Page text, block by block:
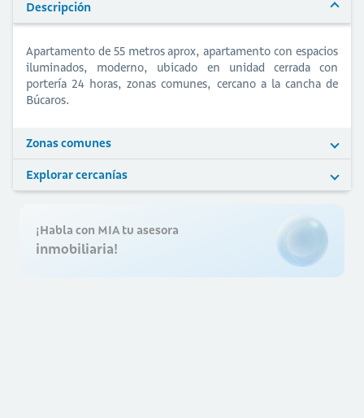
Descripción
Apartamento de 55 metros aprox, apartamento con espacios
iluminados, moderno, ubicado en unidad cerrada con
portería 24 horas, zonas comunes, cercano a la cancha de
Búcaros.
Zonas comunes
Explorar cercanías
¡Habla con MIA tu asesora
inmobiliaria!